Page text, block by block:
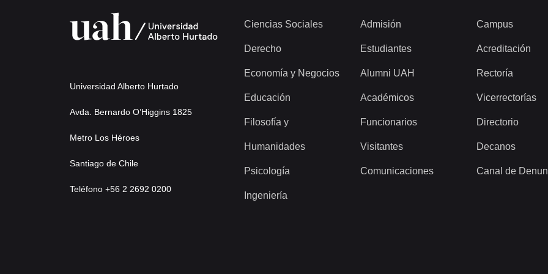
Universidad Alberto Hurtado
Avda. Bernardo O’Higgins 1825
Metro Los Héroes
Santiago de Chile
Teléfono +56 2 2692 0200
Ciencias Sociales
Derecho
Economía y Negocios
Educación
Filosofía y
Humanidades
Psicología
Ingeniería
Admisión
Estudiantes
Alumni UAH
Académicos
Funcionarios
Visitantes
Comunicaciones
Campus
Acreditación
Rectoría
Vicerrectorías
Directorio
Decanos
Canal de